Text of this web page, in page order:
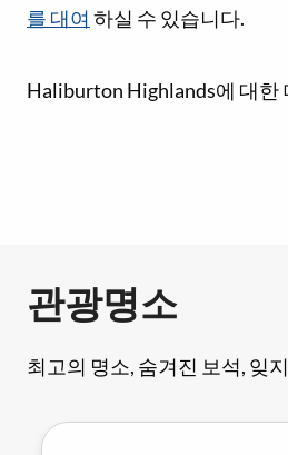
를 대여 하실 수 있습니다.
소셜 미디어 링
Haliburton Highlands에 대한
관광명소
최고의 명소, 숨겨진 보석, 잊